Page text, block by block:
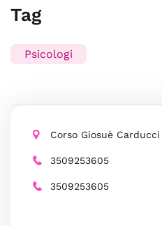
Tag
Psicologi
Corso Giosuè Carducci
3509253605
3509253605